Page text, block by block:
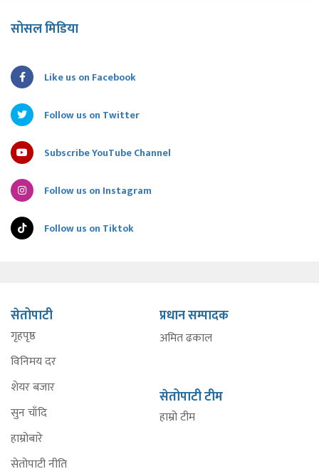
सोसल मिडिया
Like us on Facebook
Follow us on Twitter
Subscribe YouTube Channel
Follow us on Instagram
Follow us on Tiktok
सेतोपाटी
गृहपृष्ठ
विनिमय दर
शेयर बजार
सुन चाँदि
हाम्रोबारे
सेतोपाटी नीति
प्रधान सम्पादक
अमित ढकाल
सेतोपाटी टीम
हाम्रो टीम